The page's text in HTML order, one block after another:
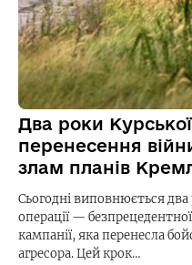
Два роки Курської
перенесення
злам планів
Сьогодні виповнюється два
операції —
кампанії, яка перенесла
агресора. Цей крок…